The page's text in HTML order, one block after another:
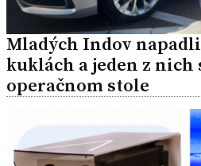
Mladých Indov
kuklách a jeden z
operačnom stole